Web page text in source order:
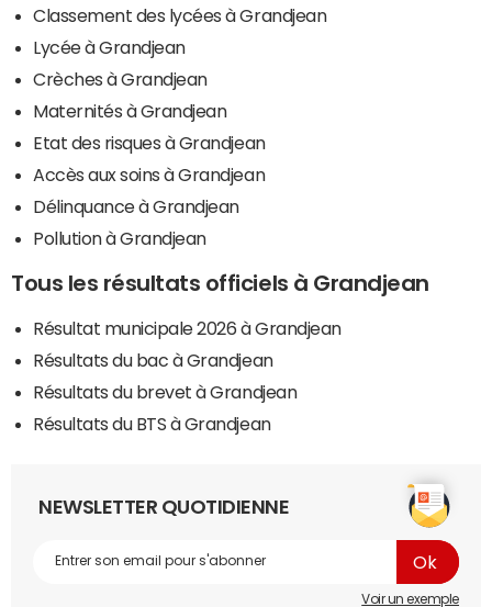
Classement des lycées à Grandjean
Lycée à Grandjean
Crèches à Grandjean
Maternités à Grandjean
Etat des risques à Grandjean
Accès aux soins à Grandjean
Délinquance à Grandjean
Pollution à Grandjean
Tous les résultats officiels à Grandjean
Résultat municipale 2026 à Grandjean
Résultats du bac à Grandjean
Résultats du brevet à Grandjean
Résultats du BTS à Grandjean
NEWSLETTER QUOTIDIENNE
Voir un exemple